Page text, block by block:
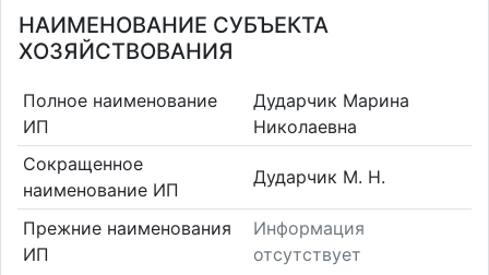
НАИМЕНОВАНИЕ СУБЪЕКТА
ХОЗЯЙСТВОВАНИЯ
Полное наименование
ИП
Дударчик Марина
Николаевна
Сокращенное
наименование ИП
Дударчик М. Н.
Прежние наименования
ИП
Информация
отсутствует